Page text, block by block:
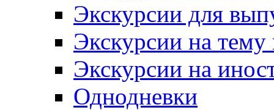
Экскурсии для
Экскурсии на тему
Экскурсии на
Однодневки